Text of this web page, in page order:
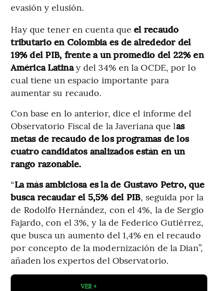
evasión y elusión.
Hay que tener en cuenta queel recaudo
tributario en Colombia es de alrededor del
19% del PIB, frente a un promedio del 22% en
América Latinay del 34% en la OCDE, por lo
cual tiene un espacio importante para
aumentar su recaudo.
Con base en lo anterior, dice el informe del
Observatorio Fiscal de la Javeriana que las
metas de recaudo de los programas de los
cuatro candidatos analizados están en un
rango razonable.
“La más ambiciosa es la de Gustavo Petro, que
busca recaudar el 5,5% del PIB, seguida por la
de Rodolfo Hernández, con el 4%, la de Sergio
Fajardo, con el 3%, y la de Federico Gutiérrez,
que busca un aumento del 1,4% en el recaudo
por concepto de la modernización de la Dian”,
añaden los expertos del Observatorio.
VER +